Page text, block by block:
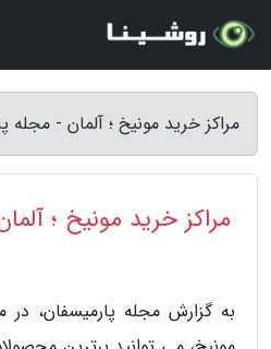
مراکز خرید مونیخ ؛ آلمان - مجله
مراکز خرید مونیخ ؛
به گزارش مجله پارمیسفان،